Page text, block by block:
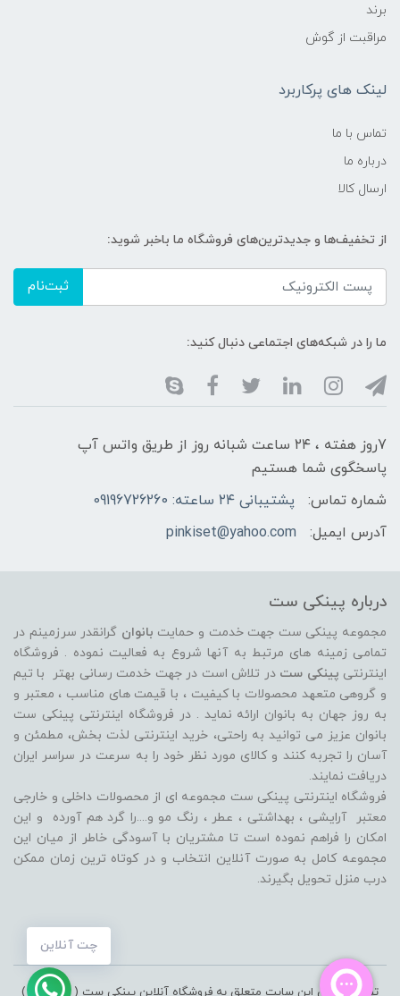
برند
مراقبت از گوش
لینک های پرکاربرد
تماس با ما
درباره ما
ارسال کالا
از تخفیف‌ها و جدیدترین‌های فروشگاه ما باخبر شوید:
ثبت‌نام
ما را در شبکه‌های اجتماعی دنبال کنید:
7روز هفته ، ۲۴ ساعت شبانه‌ روز از طریق واتس آپ
پاسخگوی شما هستیم
شماره تماس:
پشتیبانی ۲۴ ساعته: 09196726260
آدرس ایمیل:
pinkiset@yahoo.com
چت آنلاین
درباره پینکی ست
مجموعه پینکی ست جهت خدمت و حمایت بانوان گرانقدر سرزمینم در
تمامی زمینه های مرتبط به آنها شروع به فعالیت نموده . فروشگاه
اینترنتی پینکی ست در تلاش است در جهت خدمت رسانی بهتر با تیم
و گروهی متعهد محصولات با کیفیت ، با قیمت های مناسب ، معتبر و
به روز جهان به بانوان ارائه نماید . در فروشگاه اینترنتی پینکی ست
بانوان عزیز می توانيد به راحتی، خرید اینترنتی لذت بخش، مطمئن و
آسان را تجربه کنند و کالای مورد نظر خود را به سرعت در سراسر ایران
دریافت نمایند.
فروشگاه اینترنتی پینکی ست مجموعه ای از محصولات داخلی و خارجی
معتبر آرایشی ، بهداشتی ، عطر ، رنگ مو و....را گرد هم آورده و اين
امکان را فراهم نموده است تا مشتريان با آسودگی خاطر از ميان اين
مجموعه کامل به صورت آنلاين انتخاب و در کوتاه ترين زمان ممکن
درب منزل تحویل بگیرند.
تمامی حقوق این سایت متعلق به فروشگاه آنلاین پینکی ست ( pinkiset )